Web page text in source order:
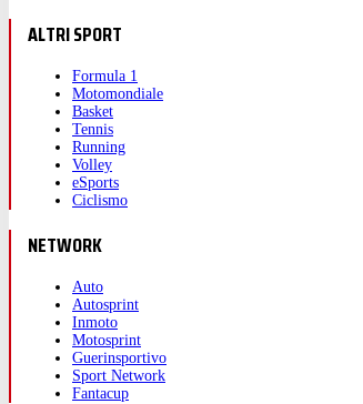
ALTRI SPORT
Formula 1
Motomondiale
Basket
Tennis
Running
Volley
eSports
Ciclismo
NETWORK
Auto
Autosprint
Inmoto
Motosprint
Guerinsportivo
Sport Network
Fantacup